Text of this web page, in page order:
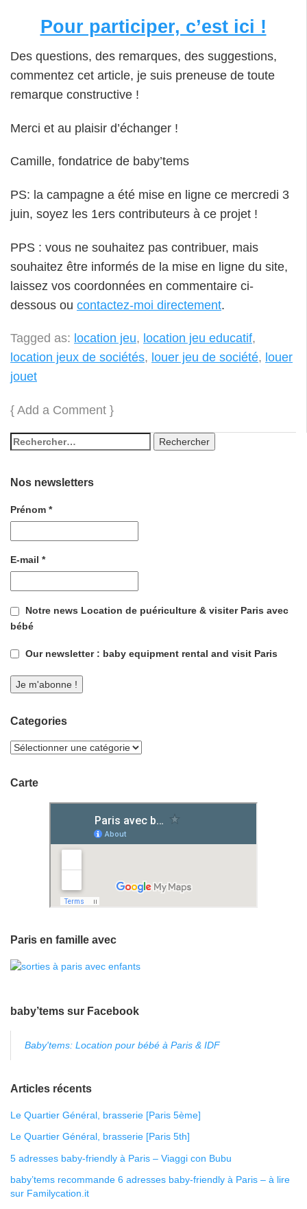
Pour participer, c’est ici !
Des questions, des remarques, des suggestions,
commentez cet article, je suis preneuse de toute
remarque constructive !
Merci et au plaisir d’échanger !
Camille, fondatrice de baby’tems
PS: la campagne a été mise en ligne ce mercredi 3
juin, soyez les 1ers contributeurs à ce projet !
PPS : vous ne souhaitez pas contribuer, mais
souhaitez être informés de la mise en ligne du site,
laissez vos coordonnées en commentaire ci-
dessous ou contactez-moi directement.
Tagged as: location jeu, location jeu educatif,
location jeux de sociétés, louer jeu de société, louer
jouet
{ Add a Comment }
Nos newsletters
Prénom *
E-mail *
Notre news Location de puériculture & visiter Paris avec
bébé
Our newsletter : baby equipment rental and visit Paris
Categories
Carte
Paris en famille avec
baby’tems sur Facebook
Baby'tems: Location pour bébé à Paris & IDF
Articles récents
Le Quartier Général, brasserie [Paris 5ème]
Le Quartier Général, brasserie [Paris 5th]
5 adresses baby-friendly à Paris – Viaggi con Bubu
baby’tems recommande 6 adresses baby-friendly à Paris – à lire
sur Familycation.it